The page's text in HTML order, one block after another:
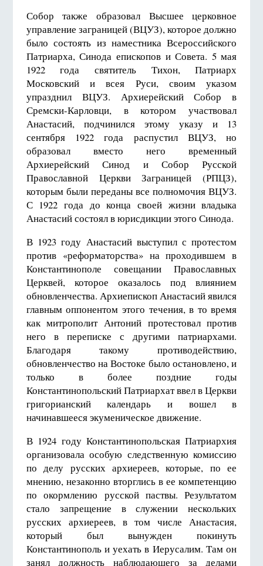
Собор также образовал Высшее церковное
управление заграницей (ВЦУЗ), которое должно
было состоять из наместника Всероссийского
Патриарха, Синода епископов и Совета. 5 мая
1922 года святитель Тихон, Патриарх
Московский и всея Руси, своим указом
упразднил ВЦУЗ. Архиерейский Собор в
Сремски-Карловци, в котором участвовал
Анастасий, подчинился этому указу и 13
сентября 1922 года распустил ВЦУЗ, но
образовал вместо него временный
Архиерейский Синод и Собор Русской
Православной Церкви Заграницей (РПЦЗ),
которым были переданы все полномочия ВЦУЗ.
С 1922 года до конца своей жизни владыка
Анастасий состоял в юрисдикции этого Синода.
В 1923 году Анастасий выступил с протестом
против «реформаторства» на проходившем в
Константинополе совещании Православных
Церквей, которое оказалось под влиянием
обновленчества. Архиепископ Анастасий явился
главным оппонентом этого течения, в то время
как митрополит Антоний протестовал против
него в переписке с другими патриархами.
Благодаря такому противодействию,
обновленчество на Востоке было остановлено, и
только в более поздние годы
Константинопольский Патриархат ввел в Церкви
григорианский календарь и вошел в
начинавшееся экуменическое движение.
В 1924 году Константинопольская Патриархия
организовала особую следственную комиссию
по делу русских архиереев, которые, по ее
мнению, незаконно вторглись в ее компетенцию
по окормлению русской паствы. Результатом
стало запрещение в служении нескольких
русских архиереев, в том числе Анастасия,
который был вынужден покинуть
Константинополь и уехать в Иерусалим. Там он
занял должность наблюдающего за делами